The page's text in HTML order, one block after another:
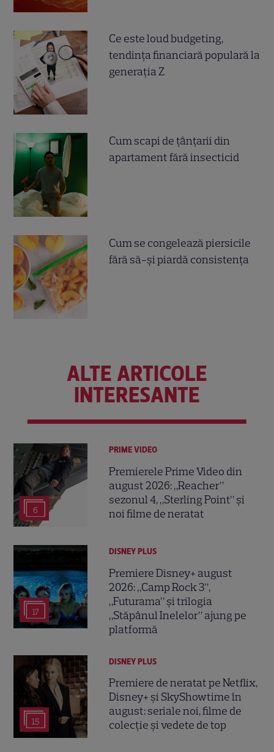
Ce este loud budgeting,
tendința financiară populară la
generația Z
Cum scapi de țânțarii din
apartament fără insecticid
Cum se congelează piersicile
fără să-și piardă consistența
ALTE ARTICOLE
INTERESANTE
6
PRIME VIDEO
Premierele Prime Video din
august 2026: „Reacher”
sezonul 4, „Sterling Point” și
noi filme de neratat
17
DISNEY PLUS
Premiere Disney+ august
2026: „Camp Rock 3”,
„Futurama” și trilogia
„Stăpânul Inelelor” ajung pe
platformă
15
DISNEY PLUS
Premiere de neratat pe Netflix,
Disney+ și SkyShowtime în
august: seriale noi, filme de
colecție și vedete de top